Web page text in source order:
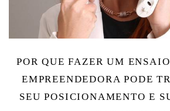
POR QUE FAZER UM
EMPREENDEDORA PODE
SEU POSICIONAMENTO E